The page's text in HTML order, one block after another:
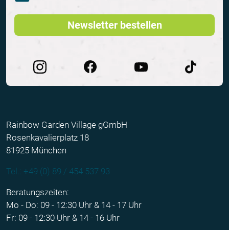
Newsletter bestellen
Rainbow Garden Village gGmbH
Rosenkavalierplatz 18
81925 München
Tel.: +49 (0) 89 / 454 537 93
Beratungszeiten:
Mo - Do: 09 - 12:30 Uhr & 14 - 17 Uhr
Fr: 09 - 12:30 Uhr & 14 - 16 Uhr